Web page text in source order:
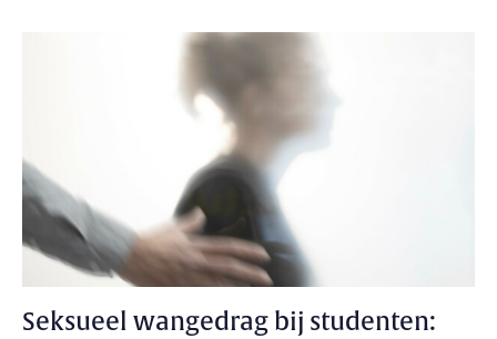
Seksueel wangedrag bij studenten: